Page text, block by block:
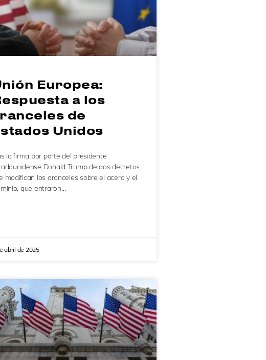
Europea:
a los
de
Unidos
la firma por parte del presidente
Donald Trump de dos decretos
modifican los aranceles sobre el acero y el
que entraron…
abril de 2025